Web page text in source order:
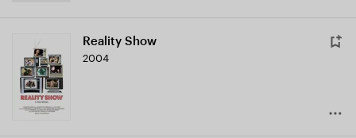
Reality Show
2004